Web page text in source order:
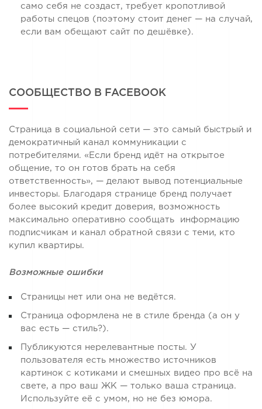
само себя не создаст, требует кропотливой
работы спецов (поэтому стоит денег — на случай,
если вам обещают сайт по дешёвке).
СООБЩЕСТВО В FACEBOOK
Страница в социальной сети — это самый быстрый и
демократичный канал коммуникации с
потребителями. «Если бренд идёт на открытое
общение, то он готов брать на себя
ответственность», — делают вывод потенциальные
инвесторы. Благодаря странице бренд получает
более высокий кредит доверия, возможность
максимально оперативно сообщать информацию
подписчикам и канал обратной связи с теми, кто
купил квартиры.
Возможные ошибки
Страницы нет или она не ведётся.
Страница оформлена не в стиле бренда (а он у
вас есть — стиль?).
Публикуются нерелевантные посты. У
пользователя есть множество источников
картинок с котиками и смешных видео про всё на
свете, а про ваш ЖК — только ваша страница.
Используйте её с умом, но не без юмора.